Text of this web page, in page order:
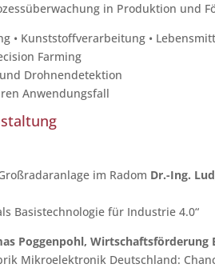
in Produktion und
• Kunststoffverarbeitung •
Farming
Drohnendetektion
Anwendungsfall
im Radom Dr.-Ing.
Basistechnologie für Industrie 4.0“
Poggenpohl, Wirtschaftsförderung
Mikroelektronik Deutschland: